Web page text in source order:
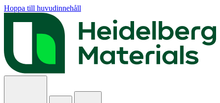
Hoppa till huvudinnehåll